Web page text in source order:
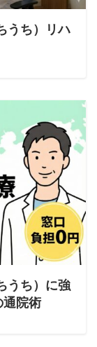
うち）リハ
うち）に強
通院術